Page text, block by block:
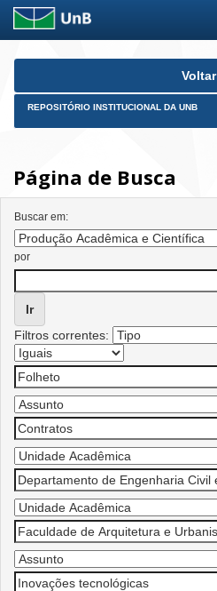
Skip
Voltar
REPOSITÓRIO INSTITUCIONAL DA UNB
Página de Busca
Buscar em:
por
Filtros correntes: